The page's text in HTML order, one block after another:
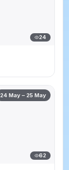
24
24 May – 25 May
62